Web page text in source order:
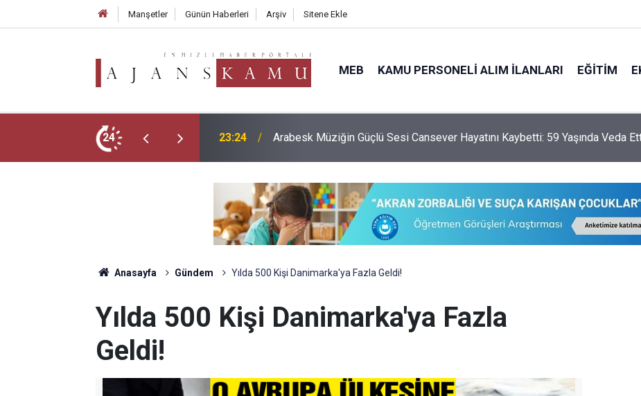
Manşetler Günün Haberleri Arşiv Sitene Ekle
MEB KAMU PERSONELI ALIM İLANLARI EĞITIM
24
Hayatını Kaybetti: 59 Yaşında Veda Etti 21:23 Okullarda Serbest Kıyafet Dönemi Bitti mi? Bakan Yusuf Tekin’den Açıklama
Anasayfa Gündem Yılda 500 Kişi Danimarka'ya Fazla Geldi!
Yılda 500 Kişi Danimarka'ya Fazla
Geldi!